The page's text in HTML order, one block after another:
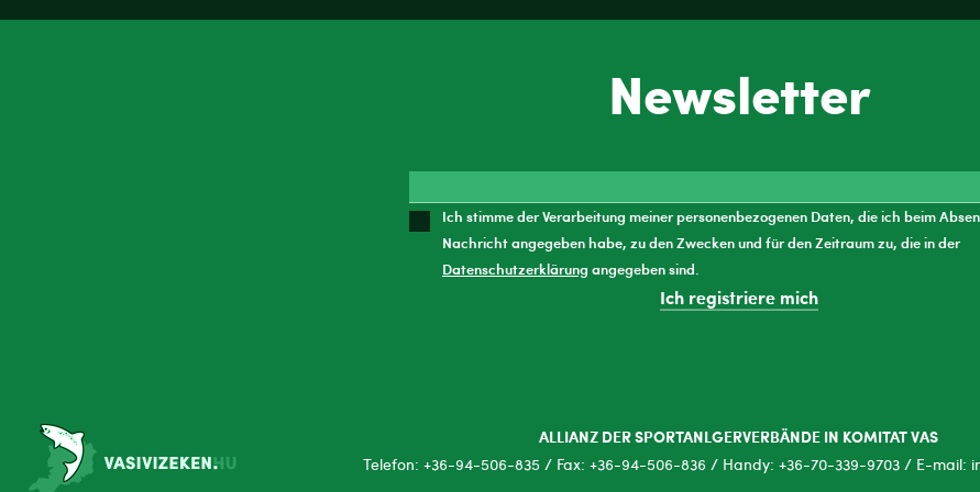
Newsletter
Ich stimme der Verarbeitung meiner personenbezogenen Daten, die ich beim
Nachricht angegeben habe, zu den Zwecken und für den Zeitraum zu, die in der
Datenschutzerklärung angegeben sind.
Ich registriere mich
ALLIANZ DER SPORTANLGERVERBÄNDE IN KOMITAT VAS
Telefon: +36-94-506-835 / Fax: +36-94-506-836 / Handy: +36-70-339-9703 / E-mail: